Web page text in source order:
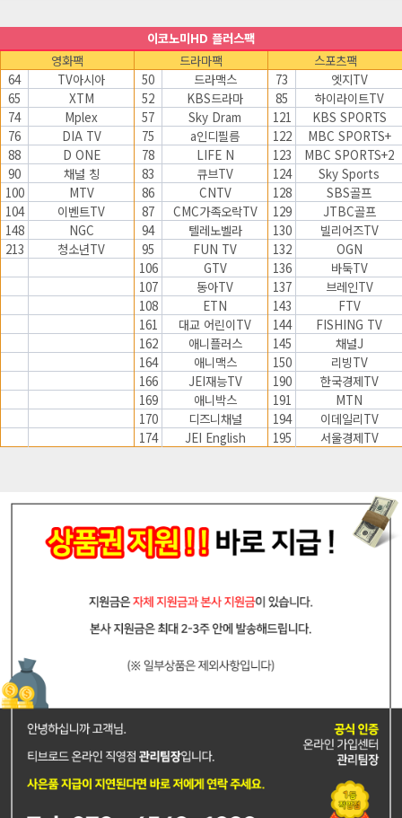
이코노미HD 플러스팩
영화팩
드라마팩
스포츠팩
64
TV아시아 50 드라맥스 73
엣지TV
65
XTM 52 KBS드라마 85
하이라이트TV
74
Mplex 57 Sky Dram 121
KBS SPORTS
76
DIA TV 75 a인디필름 122
MBC SPORTS+
88
D ONE 78 LIFE N 123
MBC SPORTS+2
90
채널 칭 83 큐브TV 124
Sky Sports
100
MTV 86 CNTV 128
SBS골프
104
이벤트TV 87 CMC가족오락TV 129
JTBC골프
148
NGC 94 텔레노벨라 130
빌리어즈TV
213
청소년TV 95 FUN TV 132
OGN
106
GTV 136
바둑TV
107
동아TV 137
브레인TV
108
ETN 143
FTV
161
대교 어린이TV 144
FISHING TV
162
애니플러스 145
채널J
164
애니맥스 150
리빙TV
166
JEI재능TV 190
한국경제TV
169
애니박스 191
MTN
170
디즈니채널 194
이데일리TV
174
JEI English 195 서울경제TV